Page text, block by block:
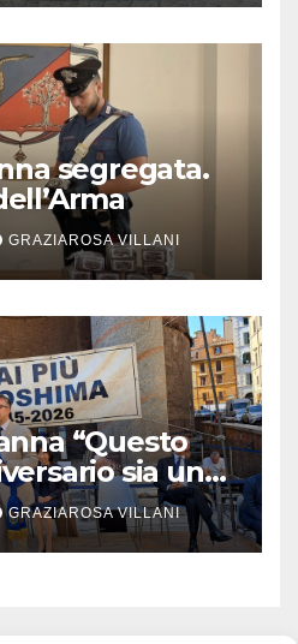
segregata.
GRAZIAROSA VILLANI
“Questo
sia un
GRAZIAROSA VILLANI